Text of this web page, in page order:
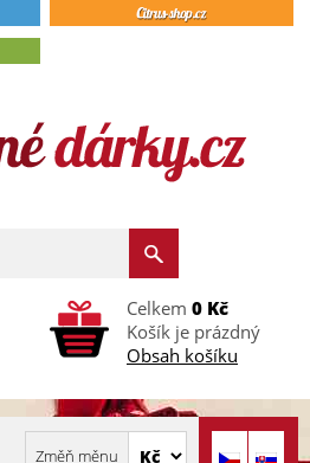
Celkem 0 Kč
Košík je prázdný
Obsah košíku